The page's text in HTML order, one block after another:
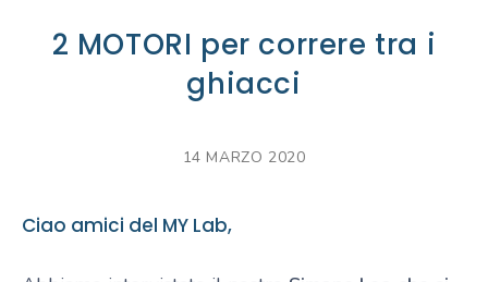
2 MOTORI per correre tra i
ghiacci
14 MARZO 2020
Ciao amici del MY Lab,